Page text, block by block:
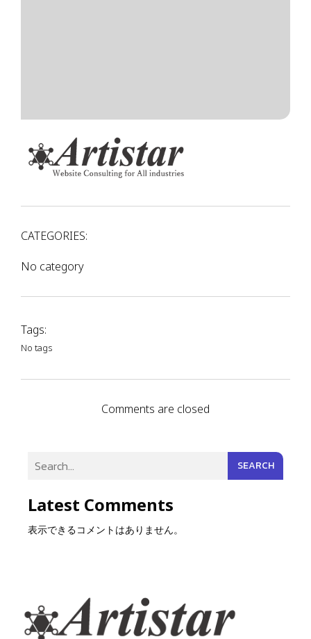
SEARCH
Latest Comments
表示できるコメントはありません。
CATEGORIES:
No category
Tags:
No tags
Comments are closed